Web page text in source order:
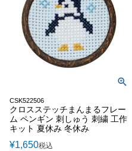
CSK522506
クロスステッチまんまるフレー
ム ペンギン 刺しゅう 刺繍 工作
キット 夏休み 冬休み
¥1,650税込